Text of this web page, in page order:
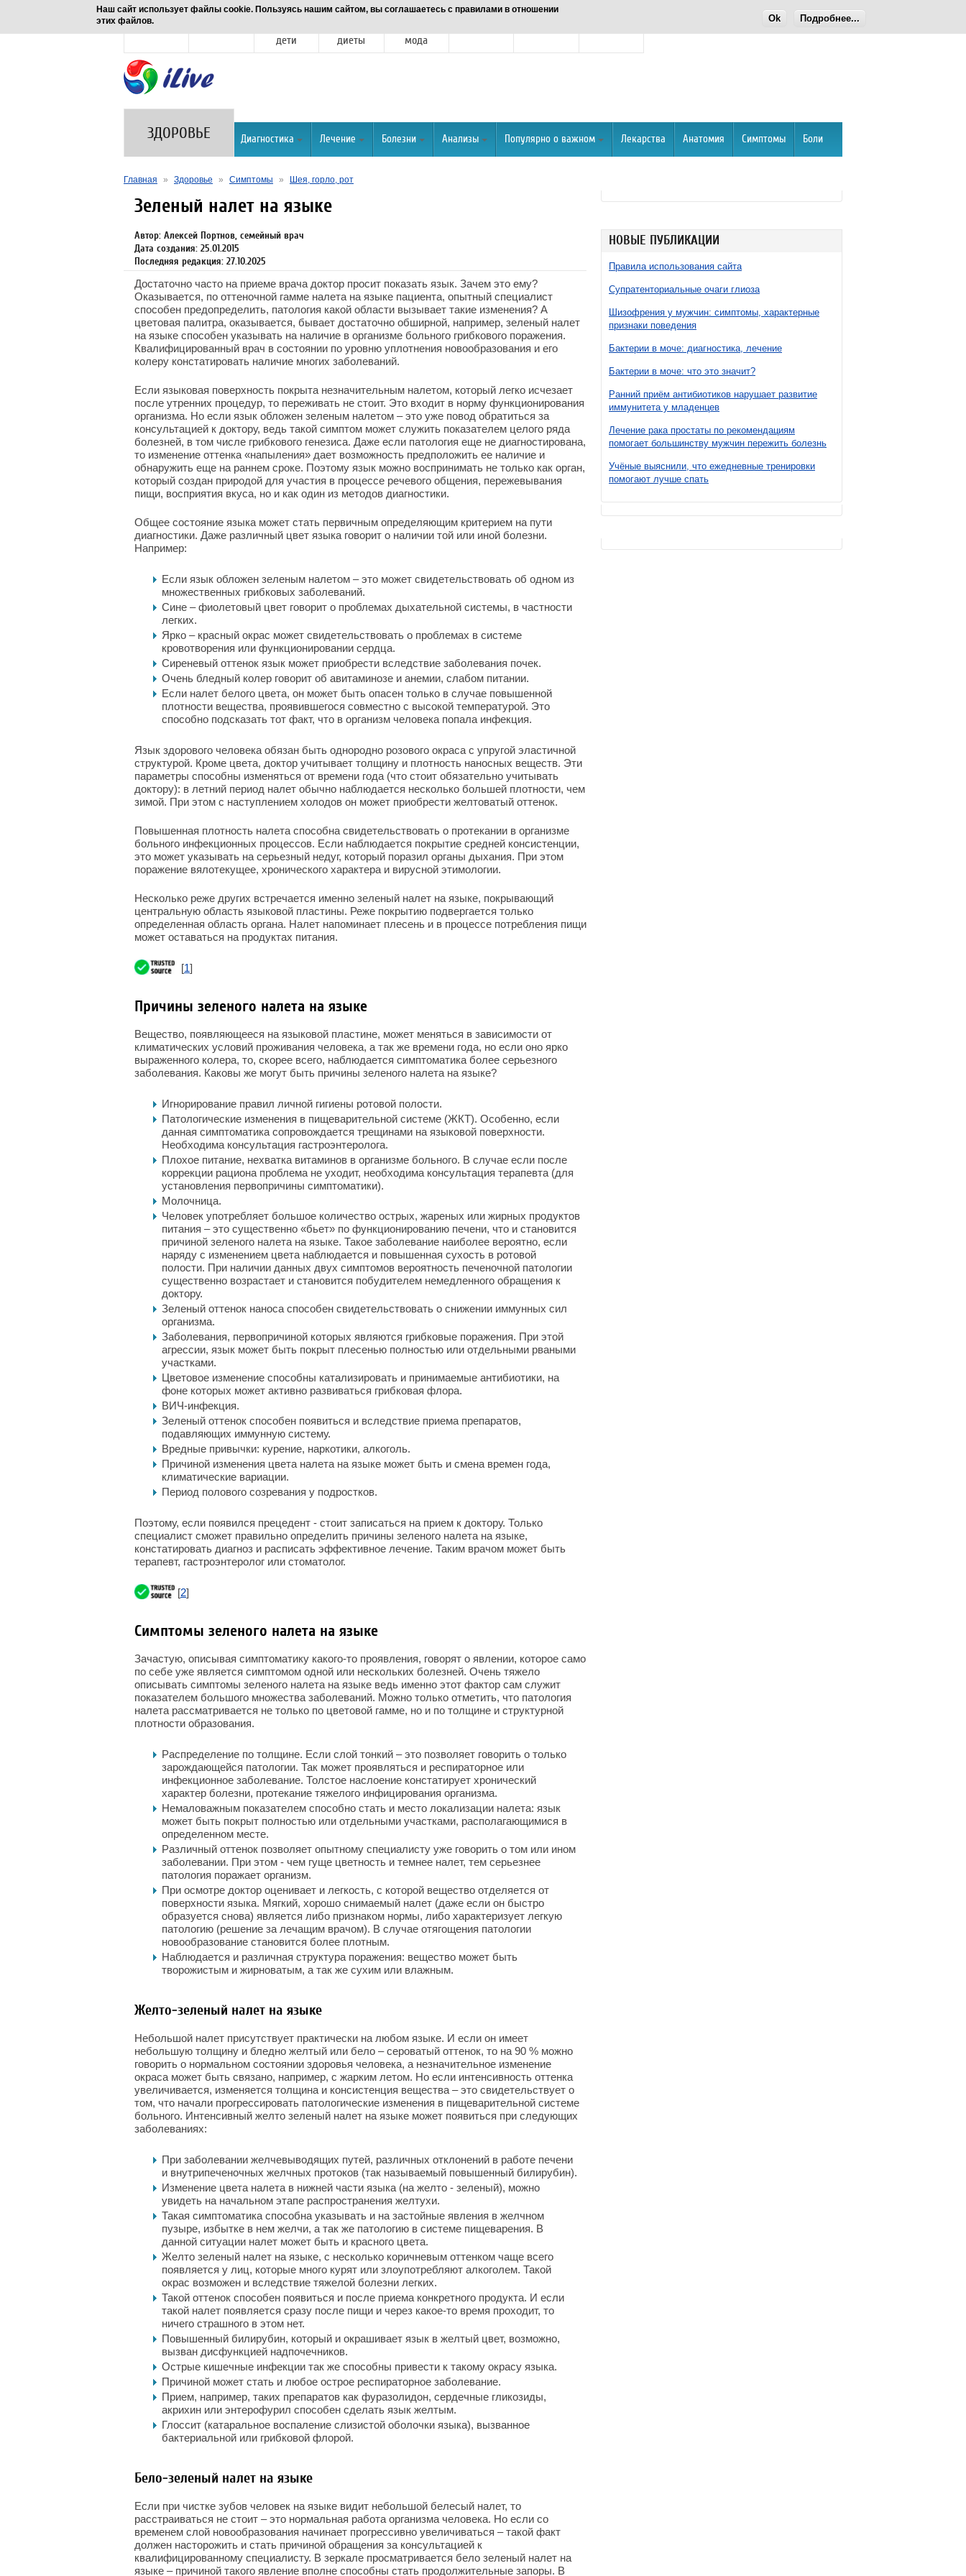
Наш сайт использует файлы cookie. Пользуясь нашим сайтом, вы соглашаетесь с правилами в отношении
этих файлов.
Ok Подробнее...
Новости
дети
диеты
мода
ЗДОРОВЬЕ Диагностика Лечение Болезни Анализы Популярно о важном Лекарства Анатомия Симптомы Боли
Главная » Здоровье » Симптомы » Шея, горло, рот
НОВЫЕ ПУБЛИКАЦИИ
Правила использования сайта
Супратенториальные очаги глиоза
Шизофрения у мужчин: симптомы, характерные
признаки поведения
Бактерии в моче: диагностика, лечение
Бактерии в моче: что это значит?
Ранний приём антибиотиков нарушает развитие
иммунитета у младенцев
Лечение рака простаты по рекомендациям
помогает большинству мужчин пережить болезнь
Учёные выяснили, что ежедневные тренировки
помогают лучше спать
Зеленый налет на языке
Автор: Алексей Портнов, семейный врач
Дата создания: 25.01.2015
Последняя редакция: 27.10.2025
Достаточно часто на приеме врача доктор просит показать язык. Зачем это ему?
Оказывается, по оттеночной гамме налета на языке пациента, опытный специалист
способен предопределить, патология какой области вызывает такие изменения? А
цветовая палитра, оказывается, бывает достаточно обширной, например, зеленый налет
на языке способен указывать на наличие в организме больного грибкового поражения.
Квалифицированный врач в состоянии по уровню уплотнения новообразования и его
колеру констатировать наличие многих заболеваний.
Если языковая поверхность покрыта незначительным налетом, который легко исчезает
после утренних процедур, то переживать не стоит. Это входит в норму функционирования
организма. Но если язык обложен зеленым налетом – это уже повод обратиться за
консультацией к доктору, ведь такой симптом может служить показателем целого ряда
болезней, в том числе грибкового генезиса. Даже если патология еще не диагностирована,
то изменение оттенка «напыления» дает возможность предположить ее наличие и
обнаружить еще на раннем сроке. Поэтому язык можно воспринимать не только как орган,
который создан природой для участия в процессе речевого общения, пережевывания
пищи, восприятия вкуса, но и как один из методов диагностики.
Общее состояние языка может стать первичным определяющим критерием на пути
диагностики. Даже различный цвет языка говорит о наличии той или иной болезни.
Например:
Если язык обложен зеленым налетом – это может свидетельствовать об одном из
множественных грибковых заболеваний.
Сине – фиолетовый цвет говорит о проблемах дыхательной системы, в частности
легких.
Ярко – красный окрас может свидетельствовать о проблемах в системе
кровотворения или функционировании сердца.
Сиреневый оттенок язык может приобрести вследствие заболевания почек.
Очень бледный колер говорит об авитаминозе и анемии, слабом питании.
Если налет белого цвета, он может быть опасен только в случае повышенной
плотности вещества, проявившегося совместно с высокой температурой. Это
способно подсказать тот факт, что в организм человека попала инфекция.
Язык здорового человека обязан быть однородно розового окраса с упругой эластичной
структурой. Кроме цвета, доктор учитывает толщину и плотность наносных веществ. Эти
параметры способны изменяться от времени года (что стоит обязательно учитывать
доктору): в летний период налет обычно наблюдается несколько большей плотности, чем
зимой. При этом с наступлением холодов он может приобрести желтоватый оттенок.
Повышенная плотность налета способна свидетельствовать о протекании в организме
больного инфекционных процессов. Если наблюдается покрытие средней консистенции,
это может указывать на серьезный недуг, который поразил органы дыхания. При этом
поражение вялотекущее, хронического характера и вирусной этимологии.
Несколько реже других встречается именно зеленый налет на языке, покрывающий
центральную область языковой пластины. Реже покрытию подвергается только
определенная область органа. Налет напоминает плесень и в процессе потребления пищи
может оставаться на продуктах питания.
[1]
Причины зеленого налета на языке
Вещество, появляющееся на языковой пластине, может меняться в зависимости от
климатических условий проживания человека, а так же времени года, но если оно ярко
выраженного колера, то, скорее всего, наблюдается симптоматика более серьезного
заболевания. Каковы же могут быть причины зеленого налета на языке?
Игнорирование правил личной гигиены ротовой полости.
Патологические изменения в пищеварительной системе (ЖКТ). Особенно, если
данная симптоматика сопровождается трещинами на языковой поверхности.
Необходима консультация гастроэнтеролога.
Плохое питание, нехватка витаминов в организме больного. В случае если после
коррекции рациона проблема не уходит, необходима консультация терапевта (для
установления первопричины симптоматики).
Молочница.
Человек употребляет большое количество острых, жареных или жирных продуктов
питания – это существенно «бьет» по функционированию печени, что и становится
причиной зеленого налета на языке. Такое заболевание наиболее вероятно, если
наряду с изменением цвета наблюдается и повышенная сухость в ротовой
полости. При наличии данных двух симптомов вероятность печеночной патологии
существенно возрастает и становится побудителем немедленного обращения к
доктору.
Зеленый оттенок наноса способен свидетельствовать о снижении иммунных сил
организма.
Заболевания, первопричиной которых являются грибковые поражения. При этой
агрессии, язык может быть покрыт плесенью полностью или отдельными рваными
участками.
Цветовое изменение способны катализировать и принимаемые антибиотики, на
фоне которых может активно развиваться грибковая флора.
ВИЧ-инфекция.
Зеленый оттенок способен появиться и вследствие приема препаратов,
подавляющих иммунную систему.
Вредные привычки: курение, наркотики, алкоголь.
Причиной изменения цвета налета на языке может быть и смена времен года,
климатические вариации.
Период полового созревания у подростков.
Поэтому, если появился прецедент - стоит записаться на прием к доктору. Только
специалист сможет правильно определить причины зеленого налета на языке,
констатировать диагноз и расписать эффективное лечение. Таким врачом может быть
терапевт, гастроэнтеролог или стоматолог.
[2]
Симптомы зеленого налета на языке
Зачастую, описывая симптоматику какого-то проявления, говорят о явлении, которое само
по себе уже является симптомом одной или нескольких болезней. Очень тяжело
описывать симптомы зеленого налета на языке ведь именно этот фактор сам служит
показателем большого множества заболеваний. Можно только отметить, что патология
налета рассматривается не только по цветовой гамме, но и по толщине и структурной
плотности образования.
Распределение по толщине. Если слой тонкий – это позволяет говорить о только
зарождающейся патологии. Так может проявляться и респираторное или
инфекционное заболевание. Толстое наслоение констатирует хронический
характер болезни, протекание тяжелого инфицирования организма.
Немаловажным показателем способно стать и место локализации налета: язык
может быть покрыт полностью или отдельными участками, располагающимися в
определенном месте.
Различный оттенок позволяет опытному специалисту уже говорить о том или ином
заболевании. При этом - чем гуще цветность и темнее налет, тем серьезнее
патология поражает организм.
При осмотре доктор оценивает и легкость, с которой вещество отделяется от
поверхности языка. Мягкий, хорошо снимаемый налет (даже если он быстро
образуется снова) является либо признаком нормы, либо характеризует легкую
патологию (решение за лечащим врачом). В случае отягощения патологии
новообразование становится более плотным.
Наблюдается и различная структура поражения: вещество может быть
творожистым и жирноватым, а так же сухим или влажным.
Желто-зеленый налет на языке
Небольшой налет присутствует практически на любом языке. И если он имеет
небольшую толщину и бледно желтый или бело – сероватый оттенок, то на 90 % можно
говорить о нормальном состоянии здоровья человека, а незначительное изменение
окраса может быть связано, например, с жарким летом. Но если интенсивность оттенка
увеличивается, изменяется толщина и консистенция вещества – это свидетельствует о
том, что начали прогрессировать патологические изменения в пищеварительной системе
больного. Интенсивный желто зеленый налет на языке может появиться при следующих
заболеваниях:
При заболевании желчевыводящих путей, различных отклонений в работе печени
и внутрипеченочных желчных протоков (так называемый повышенный билирубин).
Изменение цвета налета в нижней части языка (на желто - зеленый), можно
увидеть на начальном этапе распространения желтухи.
Такая симптоматика способна указывать и на застойные явления в желчном
пузыре, избытке в нем желчи, а так же патологию в системе пищеварения. В
данной ситуации налет может быть и красного цвета.
Желто зеленый налет на языке, с несколько коричневым оттенком чаще всего
появляется у лиц, которые много курят или злоупотребляют алкоголем. Такой
окрас возможен и вследствие тяжелой болезни легких.
Такой оттенок способен появиться и после приема конкретного продукта. И если
такой налет появляется сразу после пищи и через какое-то время проходит, то
ничего страшного в этом нет.
Повышенный билирубин, который и окрашивает язык в желтый цвет, возможно,
вызван дисфункцией надпочечников.
Острые кишечные инфекции так же способны привести к такому окрасу языка.
Причиной может стать и любое острое респираторное заболевание.
Прием, например, таких препаратов как фуразолидон, сердечные гликозиды,
акрихин или энтерофурил способен сделать язык желтым.
Глоссит (катаральное воспаление слизистой оболочки языка), вызванное
бактериальной или грибковой флорой.
Бело-зеленый налет на языке
Если при чистке зубов человек на языке видит небольшой белесый налет, то
расстраиваться не стоит – это нормальная работа организма человека. Но если со
временем слой новообразования начинает прогрессивно увеличиваться – такой факт
должен насторожить и стать причиной обращения за консультацией к
квалифицированному специалисту. В зеркале просматривается бело зеленый налет на
языке – причиной такого явление вполне способны стать продолжительные запоры. В